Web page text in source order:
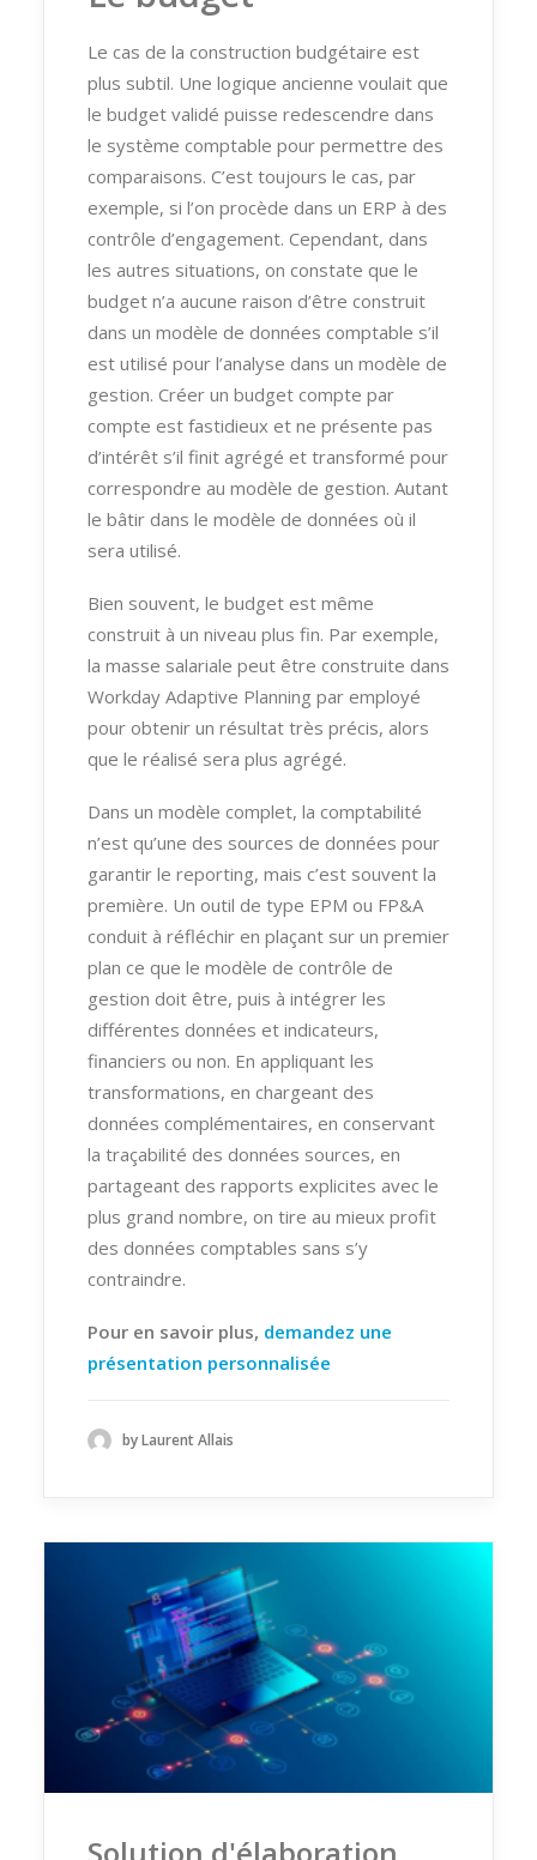
Le cas de la construction budgétaire est
plus subtil. Une logique ancienne voulait que
le budget validé puisse redescendre dans
le système comptable pour permettre des
comparaisons. C’est toujours le cas, par
exemple, si l’on procède dans un ERP à des
contrôle d’engagement. Cependant, dans
les autres situations, on constate que le
budget n’a aucune raison d’être construit
dans un modèle de données comptable s’il
est utilisé pour l’analyse dans un modèle de
gestion. Créer un budget compte par
compte est fastidieux et ne présente pas
d’intérêt s’il finit agrégé et transformé pour
correspondre au modèle de gestion. Autant
le bâtir dans le modèle de données où il
sera utilisé.
Bien souvent, le budget est même
construit à un niveau plus fin. Par exemple,
la masse salariale peut être construite dans
Workday Adaptive Planning par employé
pour obtenir un résultat très précis, alors
que le réalisé sera plus agrégé.
Dans un modèle complet, la comptabilité
n’est qu’une des sources de données pour
garantir le reporting, mais c’est souvent la
première. Un outil de type EPM ou FP&A
conduit à réfléchir en plaçant sur un premier
plan ce que le modèle de contrôle de
gestion doit être, puis à intégrer les
différentes données et indicateurs,
financiers ou non. En appliquant les
transformations, en chargeant des
données complémentaires, en conservant
la traçabilité des données sources, en
partageant des rapports explicites avec le
plus grand nombre, on tire au mieux profit
des données comptables sans s’y
contraindre.
Pour en savoir plus, demandez une
présentation personnalisée
by Laurent Allais